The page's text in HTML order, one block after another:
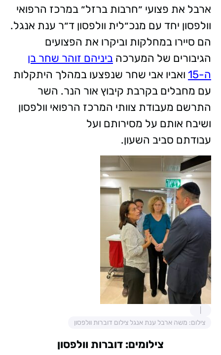
ארבל את פצועי ״חרבות ברזל״ במרכז הרפואי
וולפסון יחד עם מנכ״לית וולפסון ד״ר ענת אנגל.
הם סיירו במחלקות וביקרו את הפצועים
הגיבורים של המערכה ביניהם זוהר שחר בן
ה-15
ואביו אבי שחר שנפצעו במהלך היתקלות
עם מחבלים בקרבת קיבוץ אור הנר. השר
התרשם מעבודת צוותי המרכז הרפואי וולפסון
ושיבח אותם על מסירותם ועל
עבודתם סביב השעון.
צילום: משה ארבל ענת אנגל צילום דוברות וולפסון
צילומים: דוברות וולפסון